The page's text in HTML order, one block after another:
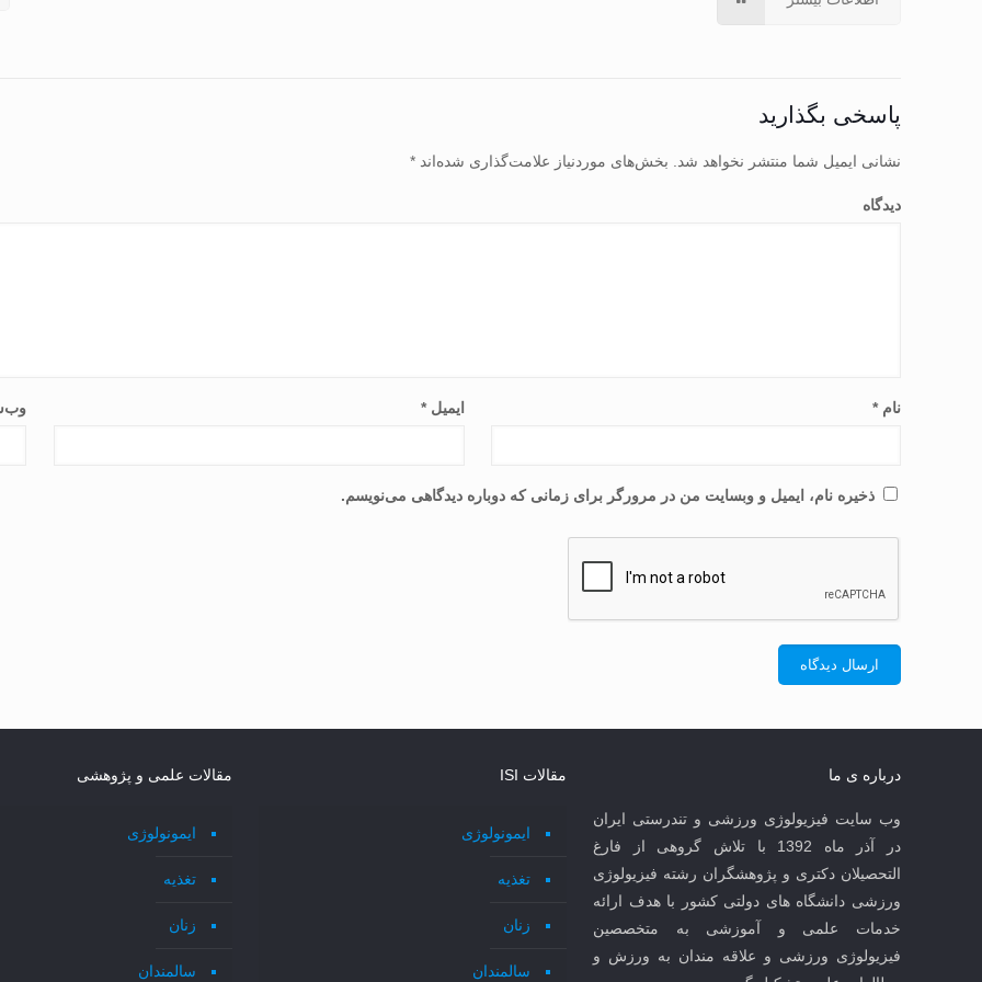
پاسخی بگذارید
نشانی ایمیل شما منتشر نخواهد شد. بخش‌های موردنیاز علامت‌گذاری شده‌اند*
دیدگاه
نام* ایمیل*
ذخیره نام، ایمیل و وبسایت من در مرورگر برای زمانی که دوباره دیدگاهی می‌نویسم.
درباره ی ما
وب سایت فیزیولوژی ورزشی و تندرستی ایران
در آذر ماه 1392 با تلاش گروهی از فارغ
التحصیلان دکتری و پژوهشگران رشته فیزیولوژی
ورزشی دانشگاه های دولتی کشور با هدف ارائه
خدمات علمی و آموزشی به متخصصین
فیزیولوژی ورزشی و علاقه مندان به ورزش و
مقالات ISI
ایمونولوژی
تغذیه
زنان
سالمندان
مقالات علمی و پژوهشی
ایمونولوژی
تغذیه
زنان
سالمندان